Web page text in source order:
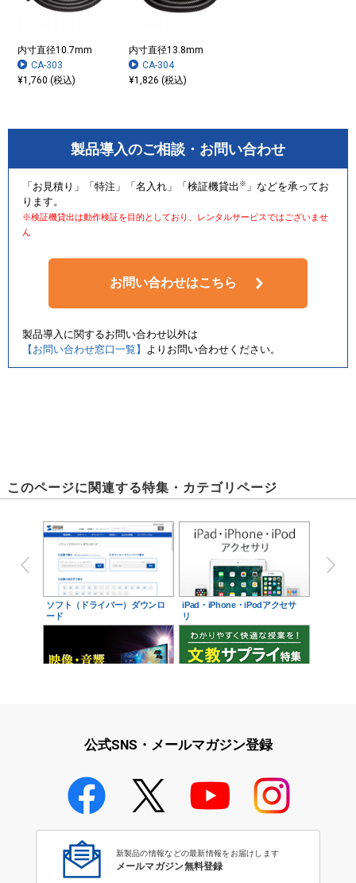
内寸直径10.7mm
CA-303
¥1,760 (税込)
内寸直径13.8mm
CA-304
¥1,826 (税込)
製品導入のご相談・お問い合わせ
「お見積り」「特注」「名入れ」「検証機貸出 ※ 」などを承ってお
ります。
※検証機貸出は動作検証を目的としており、レンタルサービスではございませ
ん
お問い合わせはこちら
製品導入に関するお問い合わせ以外は
【お問い合わせ窓口一覧】 よりお問い合わせください。
このページに関連する特集・カテゴリページ
ソフト（ドライバー）ダウンロ
ード
iPad・iPhone・iPodアクセサ
リ
学校教育のICT環境整備特集
公式SNS・メールマガジン登録
新製品の情報などの最新情報をお届けします
メールマガジン無料登録